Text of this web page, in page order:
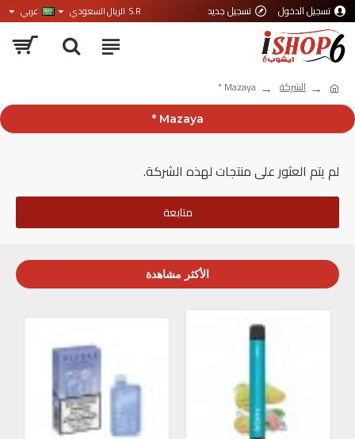
تسجيل الدخول تسجيل جديد S.R الريال السعودي عربي
الشركة Mazaya *
Mazaya *
لم يتم العثور على منتجات لهذه الشركة.
متابعة
الأكثر مشاهدة